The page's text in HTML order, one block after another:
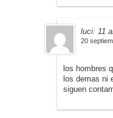
luci: 11
20
los hombres
los demas ni
siguen